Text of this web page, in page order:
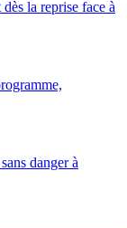
la reprise face à
danger à